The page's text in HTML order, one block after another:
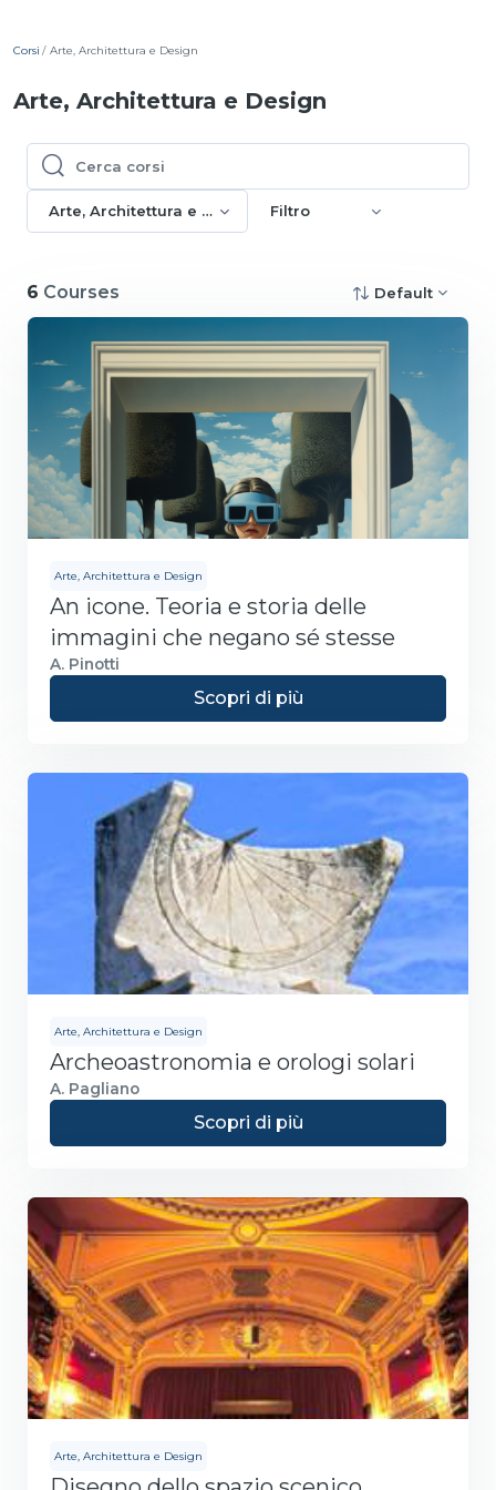
Corsi Arte, Architettura e Design
Arte, Architettura e Design
Cerca corsi
Cerca corsi
Arte, Architettura e Design Filtro
6 Courses Default
Arte, Architettura e Design
An icone. Teoria e storia delle
immagini che negano sé stesse
A. Pinotti
Scopri di più
Arte, Architettura e Design
Archeoastronomia e orologi solari
A. Pagliano
Scopri di più
Arte, Architettura e Design